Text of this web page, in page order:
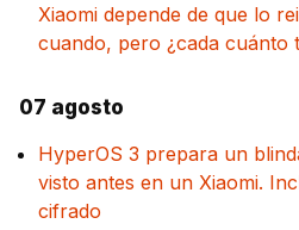
Xiaomi depende de que lo
cuando, pero ¿cada cuánto
07 agosto
HyperOS 3 prepara un
visto antes en un Xiaomi.
cifrado